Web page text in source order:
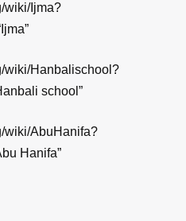
wiki/Ijma?
wiki/Hanbalischool?
school”
wiki/AbuHanifa?
Hanifa”